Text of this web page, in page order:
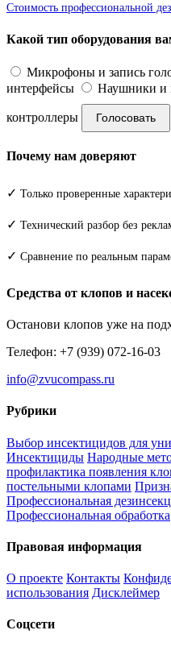
Стоимость профессиональной
Какой тип оборудования
Микрофоны и запись
интерфейсы
Наушники и
контроллеры Голосовать
Почему нам доверяют
✓ Только проверенные
✓ Технический разбор без
✓ Сравнение по реальным
Средства от клопов и
Останови клопов уже на
Телефон: +7 (939) 072-16-03
info@zvucompass.ru
Рубрики
Выбор инсектицидов для
Инсектициды Народные
профилактика появления
постельными клопами
Профессиональная
Профессиональная обработка
Правовая информация
О проекте Контакты
использования Дисклеймер
Соцсети